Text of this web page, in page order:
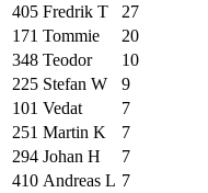
405 Fredrik T
27
171 Tommie
20
348 Teodor
10
225 Stefan W
9
101 Vedat
7
251 Martin K
7
294 Johan H
7
410 Andreas L 7